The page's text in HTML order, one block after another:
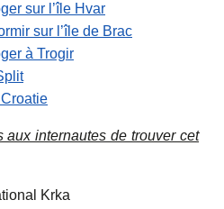
sur l’île Hvar
sur l’île de Brac
à Trogir
aux internautes de trouver cet
Krka